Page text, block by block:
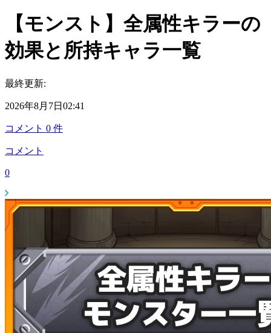
【モンスト】全属性キラーの
効果と所持キャラ一覧
最終更新:
2026年8月7日02:41
コメント 0 件
コメント
0